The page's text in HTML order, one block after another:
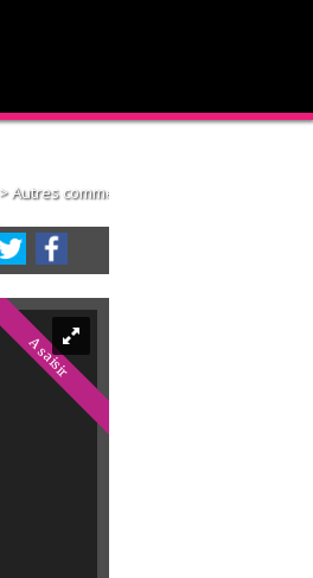
> Autres commerces VF036
A saisir